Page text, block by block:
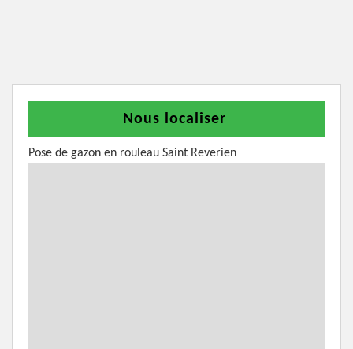
Nous localiser
Pose de gazon en rouleau Saint Reverien